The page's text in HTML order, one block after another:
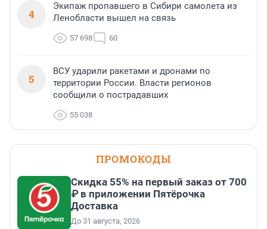
4
Экипаж пропавшего в Сибири самолета из
Ленобласти вышел на связь
57 698 60
5
ВСУ ударили ракетами и дронами по
территории России. Власти регионов
сообщили о пострадавших
55 038
ПРОМОКОДЫ
Скидка 55% на первый заказ от 700
₽ в приложении Пятёрочка
Доставка
До 31 августа, 2026